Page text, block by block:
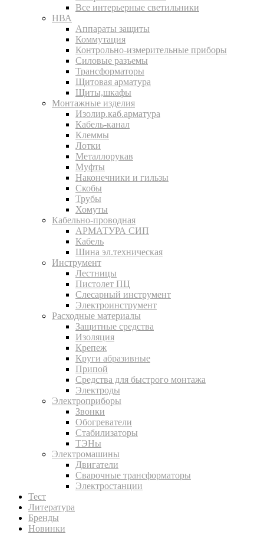
Все интерьерные светильники
НВА
Аппараты защиты
Коммутация
Контрольно-измерительные приборы
Силовые разъемы
Трансформаторы
Щитовая арматура
Щиты,шкафы
Монтажные изделия
Изолир.каб.арматура
Кабель-канал
Клеммы
Лотки
Металлорукав
Муфты
Наконечники и гильзы
Скобы
Трубы
Хомуты
Кабельно-проводная
АРМАТУРА СИП
Кабель
Шина эл.техническая
Инструмент
Лестницы
Пистолет ПЦ
Слесарный инструмент
Электроинструмент
Расходные материалы
Защитные средства
Изоляция
Крепеж
Круги абразивные
Припой
Средства для быстрого монтажа
Электроды
Электроприборы
Звонки
Обогреватели
Стабилизаторы
ТЭНы
Электромашины
Двигатели
Сварочные трансформаторы
Электростанции
Тест
Литература
Бренды
Новинки